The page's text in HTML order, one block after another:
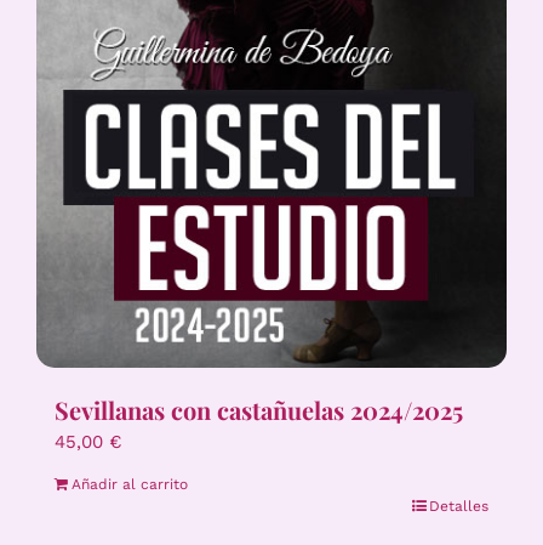
Sevillanas con castañuelas 2024/2025
45,00 €
Añadir al carrito
Detalles